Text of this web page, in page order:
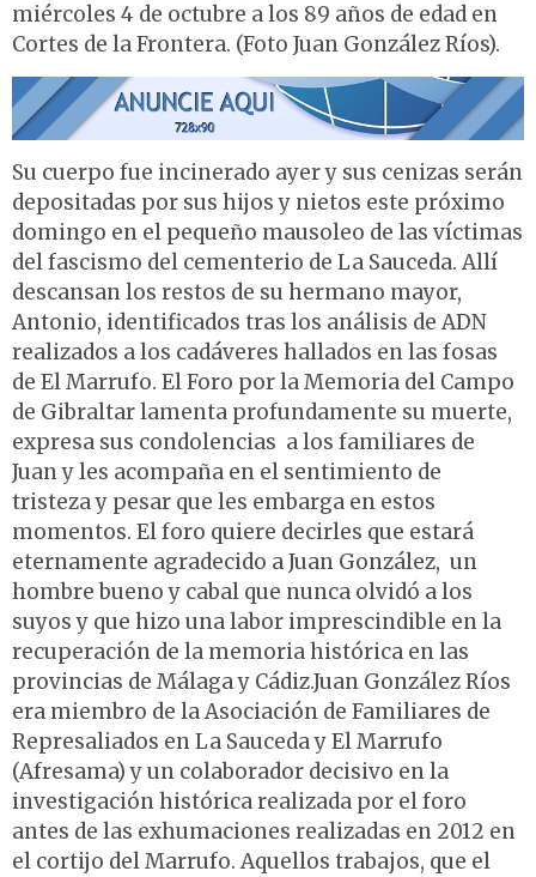
miércoles 4 de octubre a los 89 años de edad en
Cortes de la Frontera. (Foto Juan González Ríos).
Su cuerpo fue incinerado ayer y sus cenizas serán
depositadas por sus hijos y nietos este próximo
domingo en el pequeño mausoleo de las víctimas
del fascismo del cementerio de La Sauceda. Allí
descansan los restos de su hermano mayor,
Antonio, identificados tras los análisis de ADN
realizados a los cadáveres hallados en las fosas
de El Marrufo. El Foro por la Memoria del Campo
de Gibraltar lamenta profundamente su muerte,
expresa sus condolencias a los familiares de
Juan y les acompaña en el sentimiento de
tristeza y pesar que les embarga en estos
momentos. El foro quiere decirles que estará
eternamente agradecido a Juan González, un
hombre bueno y cabal que nunca olvidó a los
suyos y que hizo una labor imprescindible en la
recuperación de la memoria histórica en las
provincias de Málaga y Cádiz.Juan González Ríos
era miembro de la Asociación de Familiares de
Represaliados en La Sauceda y El Marrufo
(Afresama) y un colaborador decisivo en la
investigación histórica realizada por el foro
antes de las exhumaciones realizadas en 2012 en
el cortijo del Marrufo. Aquellos trabajos, que el